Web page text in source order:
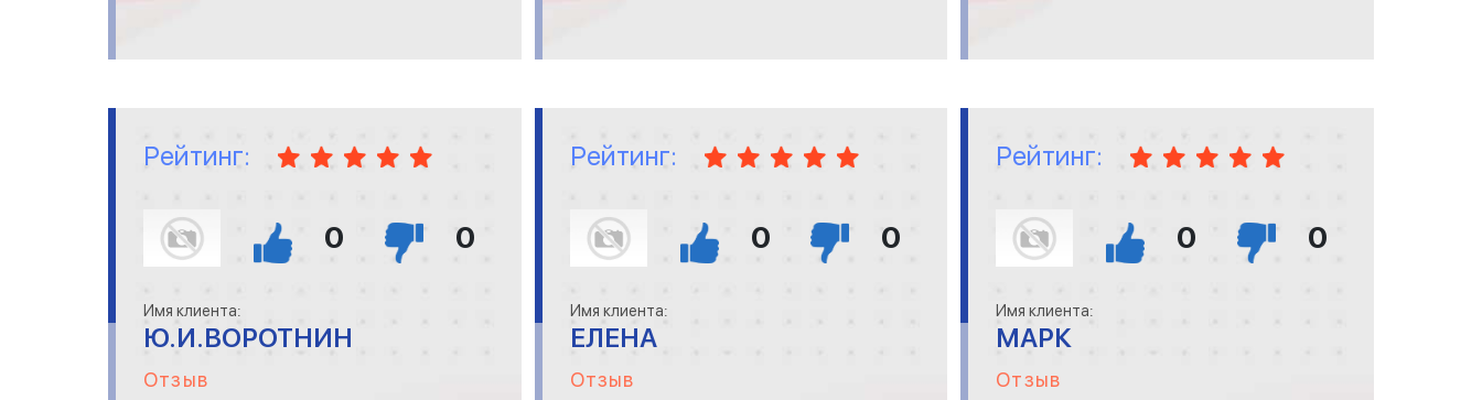
в будни, та
Рейтинг:
0 0
Имя клиента:
Ю.И.ВОРОТНИН
Отзыв
Рейтинг:
0 0
Имя клиента:
ЕЛЕНА
Отзыв
Рейтинг:
0 0
Имя клиента:
МАРК
Отзыв